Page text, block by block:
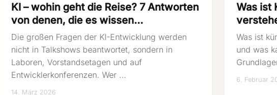
KI – wohin geht die Reise? 7 Antworten
von denen, die es wissen…
Die großen Fragen der KI-Entwicklung werden
nicht in Talkshows beantwortet, sondern in
Laboren, Vorstandsetagen und auf
Entwicklerkonferenzen. Wer …
14. März 2026
Was ist
Was ist
und was
6. Februar